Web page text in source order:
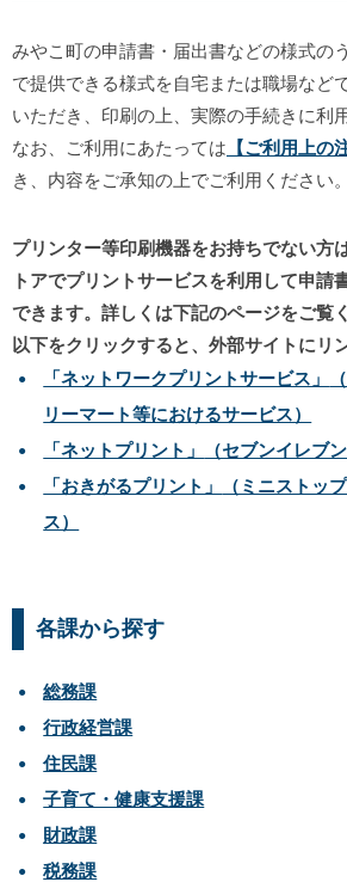
みやこ町の申請書・届出書などの様式の
で提供できる様式を自宅または職場など
いただき、印刷の上、実際の手続きに利
なお、ご利用にあたっては 【ご利用上の
き、内容をご承知の上でご利用ください。
プリンター等印刷機器をお持ちでない方
トアでプリントサービスを利用して申請
できます。詳しくは下記のページをご覧
以下をクリックすると、外部サイトにリ
「ネットワークプリントサービス」
リーマート等におけるサービス）
「ネットプリント」
（セブンイレブ
「おきがるプリント」
（ミニストッ
ス）
各課から探す
総務課
行政経営課
住民課
子育て・健康支援課
財政課
税務課